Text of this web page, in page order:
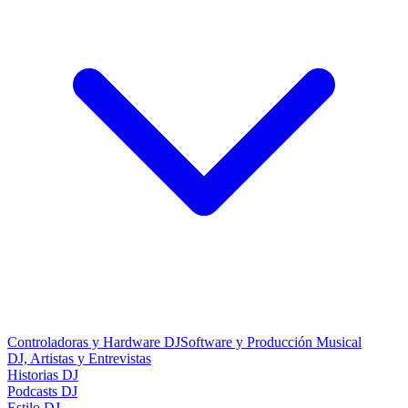
Controladoras y Hardware DJSoftware y Producción Musical
DJ, Artistas y Entrevistas
Historias DJ
Podcasts DJ